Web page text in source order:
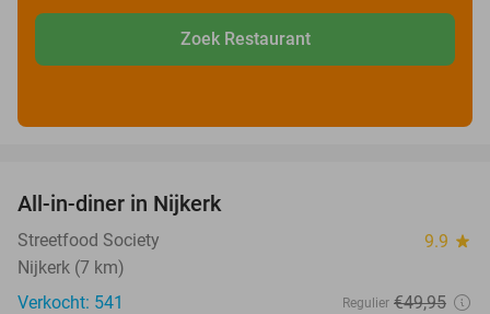
Zoek Restaurant
All-in-diner in Nijkerk
Streetfood Society 9.9 star
Nijkerk (7 km)
Verkocht: 541
Regulier €49,95